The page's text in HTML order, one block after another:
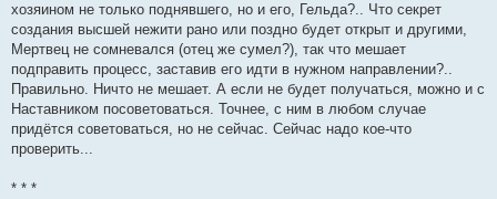
хозяином не только поднявшего, но и его, Гельда?.. Что секрет
создания высшей нежити рано или поздно будет открыт и другими,
Мертвец не сомневался (отец же сумел?), так что мешает
подправить процесс, заставив его идти в нужном направлении?..
Правильно. Ничто не мешает. А если не будет получаться, можно и с
Наставником посоветоваться. Точнее, с ним в любом случае
придётся советоваться, но не сейчас. Сейчас надо кое-что
проверить...
* * *